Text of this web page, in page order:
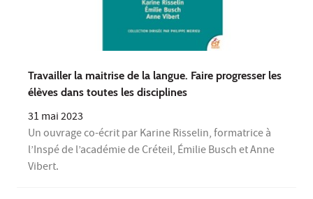
Travailler la maitrise de la langue. Faire progresser les
élèves dans toutes les disciplines
31 mai 2023
Un ouvrage co-écrit par Karine Risselin, formatrice à
l’Inspé de l’académie de Créteil, Émilie Busch et Anne
Vibert.